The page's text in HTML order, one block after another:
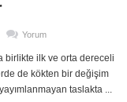
Yorum
birlikte ilk ve orta dereceli
de kökten bir değişim
taslakta ...